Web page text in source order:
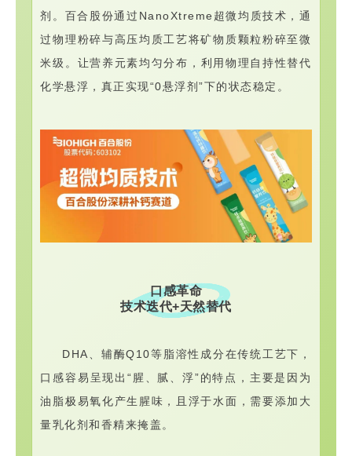
剂。百合股份通过NanoXtreme超微均质技术，通
过物理粉碎与高压均质工艺将矿物质颗粒粉碎至微
米级。 让营养元素均匀分布，利用物理自持性替代
化学悬浮，真正实现“0悬浮剂”下的状态稳定。
口感革命
技术迭代+天然替代
DHA、辅酶Q10等脂溶性成分在传统工艺下，
口感容易呈现出“腥、腻、浮”的特点，主要是因为
油脂极易氧化产生腥味，且浮于水面，需要添加大
量乳化剂和香精来掩盖。